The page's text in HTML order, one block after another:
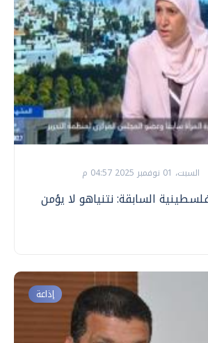
السبت، 01 نوفمبر 2025 04:57 م
السابقة: نتنياهو لا يؤمن
إذاعة